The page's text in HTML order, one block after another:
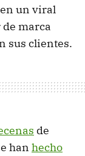
un viral
marca
sus clientes.
de
han hecho